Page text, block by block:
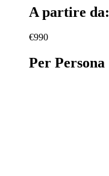
A partire da:
€990
Per Persona